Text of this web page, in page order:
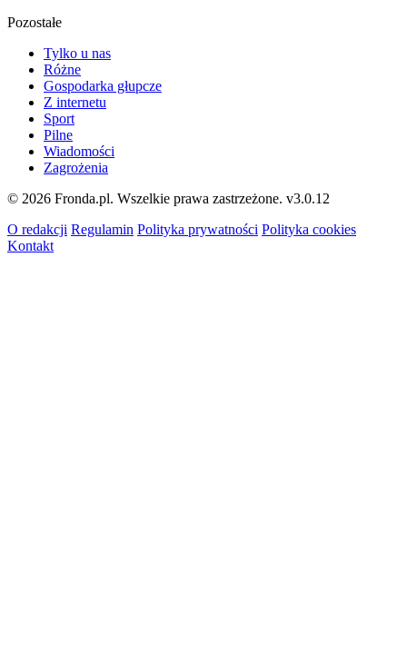
Pozostałe
Tylko u nas
Różne
Gospodarka głupcze
Z internetu
Sport
Pilne
Wiadomości
Zagrożenia
© 2026 Fronda.pl. Wszelkie prawa zastrzeżone. v3.0.12
O redakcji Regulamin Polityka prywatności Polityka cookies
Kontakt